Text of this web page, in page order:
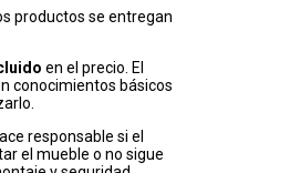
productos se entregan
en el precio. El
conocimientos básicos
responsable si el
el mueble o no sigue